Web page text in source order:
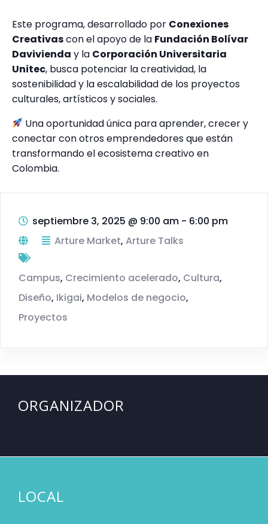
Este programa, desarrollado por Conexiones
Creativascon el apoyo de la Fundación Bolívar
Davivienda y la Corporación Universitaria
Unitec, busca potenciar la creatividad, la
sostenibilidad y la escalabilidad de los proyectos
culturales, artísticos y sociales.
Una oportunidad única para aprender, crecer y
conectar con otros emprendedores que están
transformando el ecosistema creativo en
Colombia.
septiembre 3, 2025 @ 9:00 am - 6:00 pm
Arture Market, Arture Talks
Campus, Crecimiento acelerado, Cultura,
Diseño, Ikigai, Modelos de negocio,
Proyectos
ORGANIZADOR
LOCAL